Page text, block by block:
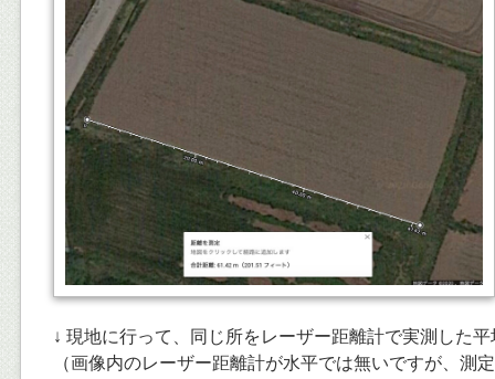
↓ 現地に行って、同じ所をレーザー距離計で実測した
（画像内のレーザー距離計が水平では無いですが、測